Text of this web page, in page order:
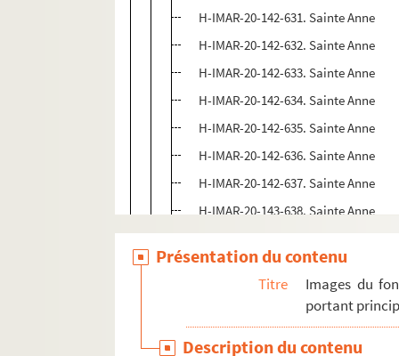
H-IMAR-20-142-631. Sainte Anne
H-IMAR-20-142-632. Sainte Anne
H-IMAR-20-142-633. Sainte Anne
H-IMAR-20-142-634. Sainte Anne
H-IMAR-20-142-635. Sainte Anne
H-IMAR-20-142-636. Sainte Anne
H-IMAR-20-142-637. Sainte Anne
H-IMAR-20-143-638. Sainte Anne
H-IMAR-20-143-639. Sainte Anne
H-IMAR-20-143-640. Sainte Anne
H-IMAR-20-143-641. Sainte Anne
H-IMAR-20-143-643. Sainte Anne
Présentation du contenu
Titre
Images du
portant
Description du contenu